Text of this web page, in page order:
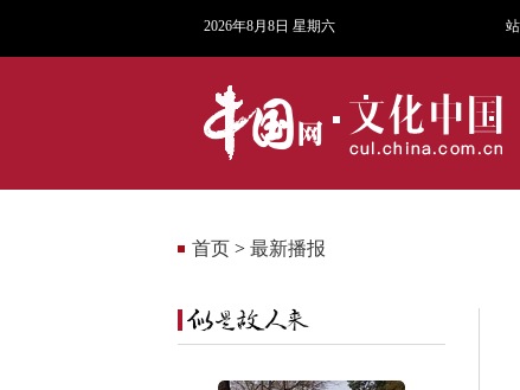
2026年8月8日 星期六
首页 > 最新播报